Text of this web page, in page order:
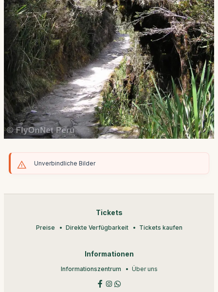
Unverbindliche Bilder
Tickets
Preise Direkte Verfügbarkeit Tickets kaufen
Informationen
Informationszentrum Über uns